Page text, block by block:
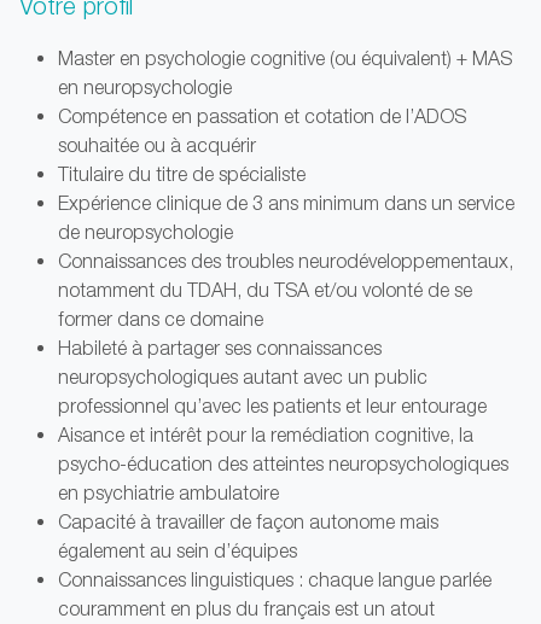
Master en psychologie cognitive (ou équivalent) + MAS
en neuropsychologie
Compétence en passation et cotation de l’ADOS
souhaitée ou à acquérir
Titulaire du titre de spécialiste
Expérience clinique de 3 ans minimum dans un service
de neuropsychologie
Connaissances des troubles neurodéveloppementaux,
notamment du TDAH, du TSA et/ou volonté de se
former dans ce domaine
Habileté à partager ses connaissances
neuropsychologiques autant avec un public
professionnel qu’avec les patients et leur entourage
Aisance et intérêt pour la remédiation cognitive, la
psycho-éducation des atteintes neuropsychologiques
en psychiatrie ambulatoire
Capacité à travailler de façon autonome mais
également au sein d’équipes
Connaissances linguistiques : chaque langue parlée
couramment en plus du français est un atout